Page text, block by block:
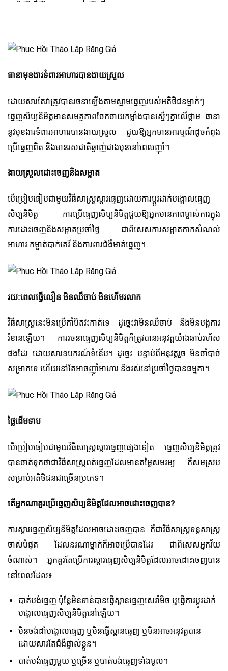
ធានាមុខងារទំពារអាហារបានងាយស្រួល
ដោយសារតែវាត្រូវបានរចនាឡើងតាមស្នាមធ្មេញរបស់អតិថិជនម្នាក់ៗ
ធ្មេញសិប្បនិមិត្តមានសមត្ថភាពចែកចាយកម្លាំងបានស្មើៗគ្នាលើថ្គាម ធានា
នូវមុខងារទំពារអាហារបានងាយស្រួល ជួយឱ្យអ្នកមានអារម្មណ៍ដូចកំពុង
ប្រើធ្មេញពិត និងមានរសជាតិឆ្ងាញ់ជាងមុននៅពេលញ៉ាំ។
ងាយស្រួលដោះចេញ​និង​សម្អាត
បើប្រៀបធៀបជាមួយវិធីសាស្រ្តស្តារធ្មេញដោយការប្តូរ​ដាក់​បង្គោល​ធ្មេញ​
សិប្បនិមិត្ត ការប្រើធ្មេញសិប្បនិមិត្តជួយឱ្យអ្នកមានភាពម្ចាស់ការក្នុង
ការដោះចេញ​និង​សម្អាតប្រចាំថ្ងៃ ជាពិសេសការសម្អាតកាកសំណល់
អាហារ កម្ចាត់បាក់តេរី និងការពារជំងឺមាត់ធ្មេញ។
រយៈពេលធ្វើលឿន មិនឈឺចាប់ មិនហើមរលាក
វិធីសាស្រ្តនេះមិនប្រើកាំបិតវះកាត់ទេ ដូច្នេះវាមិនឈឺចាប់ និងមិនបង្កការ
រំខានឡើយ។ ការរចនាធ្មេញសិប្បនិមិត្តក៏ត្រូវបានអនុវត្តយ៉ាងឆាប់រហ័ស
ផងដែរ ដោយសារឧបករណ៍ទំនើប។ ដូច្នេះ បន្ទាប់ពីអនុវត្តរួច មិនចាំបាច់
សម្រាកទេ ហើយនៅតែអាចញ៉ាំអាហារ និងរស់នៅប្រចាំថ្ងៃបានធម្មតា។
ថ្លៃដើមទាប
បើប្រៀបធៀបជាមួយវិធីសាស្រ្តស្តារធ្មេញផ្សេងទៀត ធ្មេញសិប្បនិមិត្តត្រូវ
បានចាត់ទុកថាជាវិធីសាស្រ្តពត់ធ្មេញដែលមានតម្លៃសមរម្យ គឺសមស្រប
សម្រាប់អតិថិជនជាច្រើនប្រភេទ។
តើអ្នកណាគួរប្រើធ្មេញសិប្បនិមិត្តដែលអាចដោះចេញបាន?
ការស្តារធ្មេញសិប្បនិមិត្តដែលអាចដោះចេញបាន គឺជាវិធីសាស្រ្តទន្តសាស្ត្រ
ចាស់បំផុត ដែលនរណាម្នាក់ក៏អាចប្រើបានដែរ ជាពិសេសអ្នកវ័យ
ចំណាស់។ អ្នកគួរតែប្រើការស្តារធ្មេញសិប្បនិមិត្តដែលអាចដោះចេញបាន
នៅពេលដែល៖
បាត់បង់ធ្មេញ ប៉ុន្តែមិនទាន់បានធ្វើស្ពានធ្មេញសេរ៉ាមិច ឬធ្វើការប្តូរ​ដាក់​
បង្គោល​ធ្មេញ​សិប្បនិមិត្តនៅឡើយ។
មិនចង់ដាំបង្គោលធ្មេញ ឬមិនធ្វើស្ពានធ្មេញ ឬមិនអាចអនុវត្តបាន
ដោយសារតែជំងឺផ្ទាល់ខ្លួន។
បាត់បង់ធ្មេញមួយ ឬច្រើន ឬបាត់បង់ធ្មេញទាំងមូល។